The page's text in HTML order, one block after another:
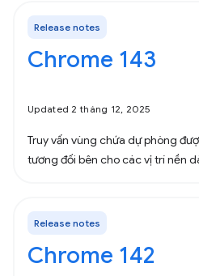
Release notes
Chrome 143
Updated 2 tháng 12, 2025
Truy vấn vùng chứa dự phòng
tương đối bên cho các vị trí nền
Release notes
Chrome 142